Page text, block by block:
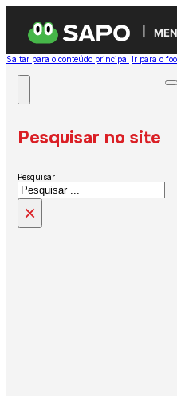
Saltar para o conteúdo principal Ir para o
Pesquisar no site
Pesquisar
×